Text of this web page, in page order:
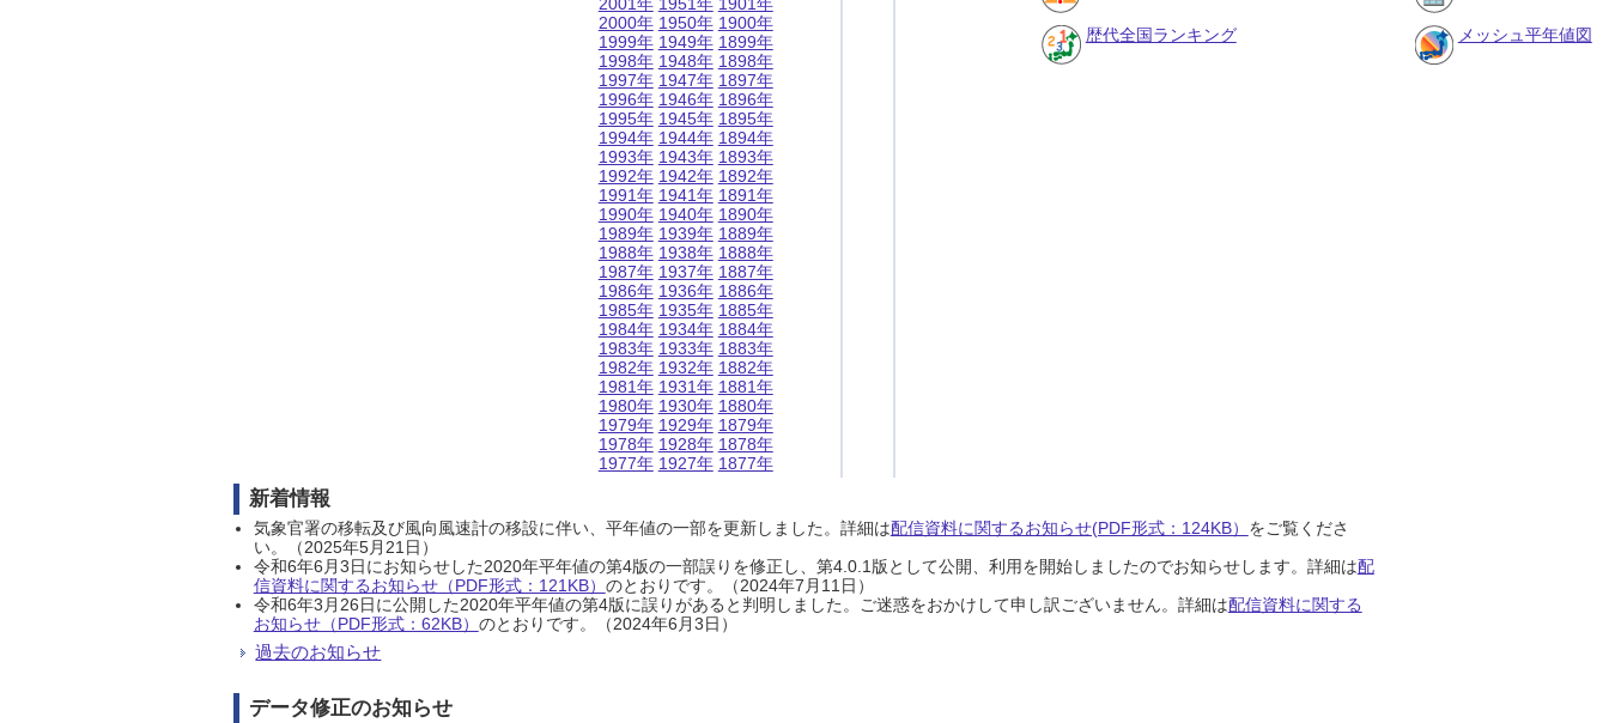
2000年
1999年
1998年
1997年
1996年
1995年
1994年
1993年
1992年
1991年
1990年
1989年
1988年
1987年
1986年
1985年
1984年
1983年
1982年
1981年
1980年
1979年
1978年
1977年
1950年
1949年
1948年
1947年
1946年
1945年
1944年
1943年
1942年
1941年
1940年
1939年
1938年
1937年
1936年
1935年
1934年
1933年
1932年
1931年
1930年
1929年
1928年
1927年
1900年
1899年
1898年
1897年
1896年
1895年
1894年
1893年
1892年
1891年
1890年
1889年
1888年
1887年
1886年
1885年
1884年
1883年
1882年
1881年
1880年
1879年
1878年
1877年
歴代全国ランキング メッシュ平年値図
新着情報
気象官署の移転及び風向風速計の移設に伴い、平年値の一部を更新しました。詳細は配信資料に関するお知らせ(PDF形式：124KB） をご覧くださ
い。（2025年5月21日）
令和6年6月3日にお知らせした2020年平年値の第4版の一部誤りを修正し、第4.0.1版として公開、利用を開始しましたのでお知らせします。詳細は配
信資料に関するお知らせ（PDF形式：121KB） のとおりです。（2024年7月11日）
令和6年3月26日に公開した2020年平年値の第4版に誤りがあると判明しました。ご迷惑をおかけして申し訳ございません。詳細は配信資料に関する
お知らせ（PDF形式：62KB） のとおりです。（2024年6月3日）
過去のお知らせ
データ修正のお知らせ